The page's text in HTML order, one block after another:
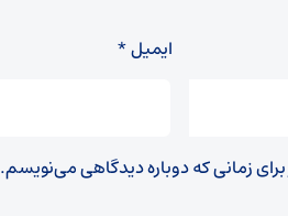
ایمیل*
زمانی که دوباره دیدگاهی می‌نویسم.